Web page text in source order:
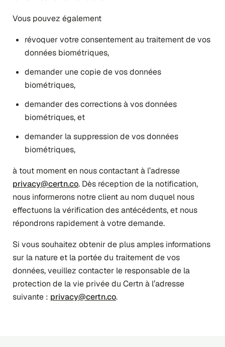
Vous pouvez également
révoquer votre consentement au traitement de vos
données biométriques,
demander une copie de vos données
biométriques,
demander des corrections à vos données
biométriques, et
demander la suppression de vos données
biométriques,
à tout moment en nous contactant à l’adresse
privacy@certn.co. Dès réception de la notification,
nous informerons notre client au nom duquel nous
effectuons la vérification des antécédents, et nous
répondrons rapidement à votre demande.
Si vous souhaitez obtenir de plus amples informations
sur la nature et la portée du traitement de vos
données, veuillez contacter le responsable de la
protection de la vie privée du Certn à l’adresse
suivante : privacy@certn.co.